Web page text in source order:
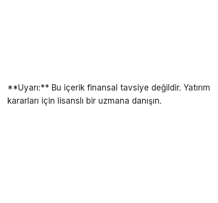
**Uyarı:** Bu içerik finansal tavsiye değildir. Yatırım
kararları için lisanslı bir uzmana danışın.